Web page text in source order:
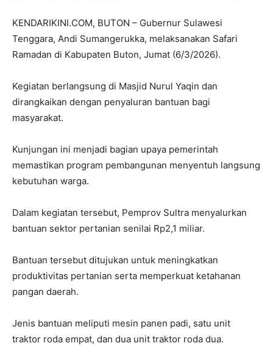
KENDARIKINI.COM, BUTON – Gubernur Sulawesi
Tenggara, Andi Sumangerukka, melaksanakan Safari
Ramadan di Kabupaten Buton, Jumat (6/3/2026).
Kegiatan berlangsung di Masjid Nurul Yaqin dan
dirangkaikan dengan penyaluran bantuan bagi
masyarakat.
Kunjungan ini menjadi bagian upaya pemerintah
memastikan program pembangunan menyentuh langsung
kebutuhan warga.
Dalam kegiatan tersebut, Pemprov Sultra menyalurkan
bantuan sektor pertanian senilai Rp2,1 miliar.
Bantuan tersebut ditujukan untuk meningkatkan
produktivitas pertanian serta memperkuat ketahanan
pangan daerah.
Jenis bantuan meliputi mesin panen padi, satu unit
traktor roda empat, dan dua unit traktor roda dua.